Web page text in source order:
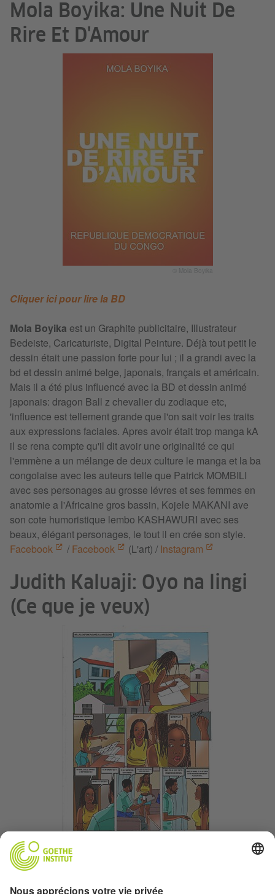
Mola Boyika: Une Nuit De
Rire Et D'Amour
© Mola Boyika
Cliquer ici pour lire la BD
Mola Boyika est un Graphite publicitaire, Illustrateur
Bedeiste, Caricaturiste, Digital Peinture. Déjà tout petit le
dessin était une passion forte pour lui ; il a grandi avec la
bd et dessin animé belge, japonais, français et américain.
Mais il a été plus influencé avec la BD et dessin animé
japonais: dragon Ball z chevalier du zodiaque etc,
'influence est tellement grande que l'on sait voir les traits
aux expressions faciales. Apres avoir était trop manga kA
il se rena compte qu'il dit avoir une originalité ce qui
l'emmène a un mélange de deux culture le manga et la ba
congolaise avec les auteurs telle que Patrick MOMBILI
avec ses personages au grosse lévres et ses femmes en
anatomie a l'Africaine gros bassin, Kojele MAKANI ave
son cote humoristique lembo KASHAWURI avec ses
beaux, élégant personages, le tout il en crée son style.
Facebook
/ Facebook (L'art) / Instagram
Judith Kaluaji: Oyo na lingi
(Ce que je veux)
Clique ici pour lire la BD